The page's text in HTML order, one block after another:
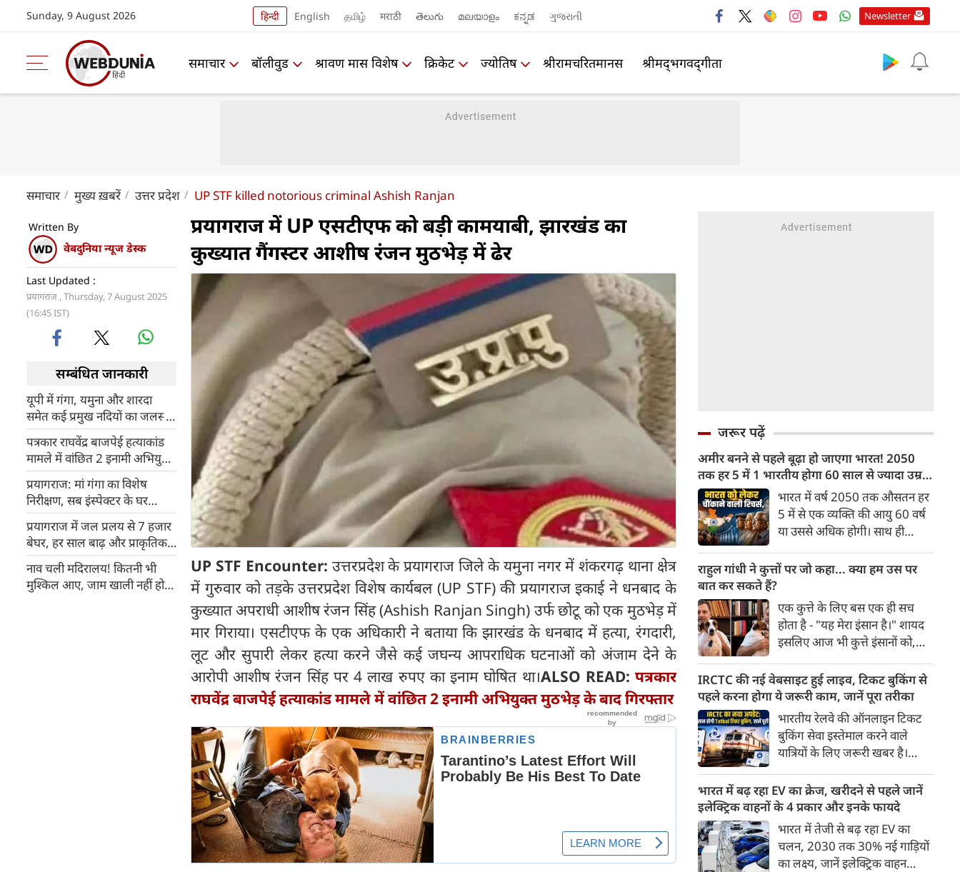
Sunday, 9 August 2026 हिन्दी English தமிழ் मराठी తెలుగు മലയാളം ಕನ್ನಡ ગુજરાતી Newsletter
समाचार बॉलीवुड श्रावण मास विशेष क्रिकेट ज्योतिष श्रीरामचरितमानस श्रीमद्‍भगवद्‍गीता
समाचार मुख्य ख़बरें उत्तर प्रदेश UP STF killed notorious criminal Ashish Ranjan
Written By
वेबदुनिया न्यूज डेस्क
Last Updated :
प्रयागराज , Thursday, 7 August 2025
(16:45 IST)
सम्बंधित जानकारी
यूपी में गंगा, यमुना और शारदा
समेत कई प्रमुख नदियों का जलस्तर
खतरे के निशान से ऊपर
पत्रकार राघवेंद्र बाजपेई हत्याकांड
मामले में वांछित 2 इनामी अभियुक्त
मुठभेड़ के बाद गिरफ्तार
प्रयागराज: मां गंगा का विशेष
निरीक्षण, सब इंस्पेक्टर के घर
आशीर्वाद देने पहुंचीं मैया
प्रयागराज में जल प्रलय से 7 हजार
बेघर, हर साल बाढ़ और प्राकृतिक
आपदाएं तो सिर्फ चेतावनी हैं
नाव चली मदिरालय! कितनी भी
मुश्किल आए, जाम खाली नहीं होना
प्रयागराज में UP एसटीएफ को बड़ी कामयाबी, झारखंड का
कुख्यात गैंगस्टर आशीष रंजन मुठभेड़ में ढेर
UP STF Encounter: उत्तरप्रदेश के प्रयागराज जिले के यमुना नगर में शंकरगढ़ थाना क्षेत्र
में गुरुवार को तड़के उत्तरप्रदेश विशेष कार्यबल (UP STF) की प्रयागराज इकाई ने धनबाद के
कुख्यात अपराधी आशीष रंजन सिंह (Ashish Ranjan Singh) उर्फ छोटू को एक मुठभेड़ में
मार गिराया। एसटीएफ के एक अधिकारी ने बताया कि झारखंड के धनबाद में हत्या, रंगदारी,
लूट और सुपारी लेकर हत्या करने जैसे कई जघन्य आपराधिक घटनाओं को अंजाम देने के
आरोपी आशीष रंजन सिंह पर 4 लाख रुपए का इनाम घोषित था।ALSO READ:पत्रकार
राघवेंद्र बाजपेई हत्याकांड मामले में वांछित 2 इनामी अभियुक्त मुठभेड़ के बाद गिरफ्तार
जरूर पढ़ें
अमीर बनने से पहले बूढ़ा हो जाएगा भारत! 2050
तक हर 5 में 1 भारतीय होगा 60 साल से ज्यादा उम्र
का
भारत में वर्ष 2050 तक औसतन हर
5 में से एक व्यक्ति की आयु 60 वर्ष
या उससे अधिक होगी। साथ ही
भारत में रहेंगे। ‘ट्रांसफॉर्म रूरल
अनुसार भारत विकसित देशों के
विपरीत समृद्ध बनने से पहले ही वृद्ध
होती आबादी वाले देश की श्रेणी में
पहुंच रहा है।
राहुल गांधी ने कुत्तों पर जो कहा... क्या हम उस पर
बात कर सकते हैं?
एक कुत्ते के लिए बस एक ही सच
होता है - "यह मेरा इंसान है।" शायद
इसलिए आज भी कुत्ते इंसानों को,
भू-राजनीति से लेकर कृत्रिम
बुद्धिमत्ता, जलवायु परिवर्तन से लेकर
क्रिकेट तक हर विषय पर बहस कर
सकते हैं, तो उस जीव पर भी एक
गंभीर चर्चा बनती है जिसने किसी भी
सभ्यता से पहले इंसान का साथ चुना
था। दुर्भाग्य यह है कि आज कुत्तों के
बारे में हमारी राय पशु-चिकित्सकों,
व्यवहार वैज्ञानिकों या विशेषज्ञों से
कम... और व्हाट्सऐप यूनिवर्सिटी से
ज़्यादा बनती है।
IRCTC की नई वेबसाइट हुई लाइव, टिकट बुकिंग से
पहले करना होगा ये जरूरी काम, जानें पूरा तरीका
भारतीय रेलवे की ऑनलाइन टिकट
बुकिंग सेवा इस्तेमाल करने वाले
यात्रियों के लिए जरूरी खबर है।
वेबसाइट का बीटा वर्जन लॉन्च कर
दिया है। करीब 24 साल पुराने
इंटरफेस के बाद वेबसाइट को नए
डिजाइन और कई नए फीचर्स के साथ
अपडेट किया गया है।
भारत में बढ़ रहा EV का क्रेज, खरीदने से पहले जानें
इलेक्ट्रिक वाहनों के 4 प्रकार और इनके फायदे
भारत में तेजी से बढ़ रहा EV का
चलन, 2030 तक 30% नई गाड़ियों
का लक्ष्य, जानें इलेक्ट्रिक वाहन